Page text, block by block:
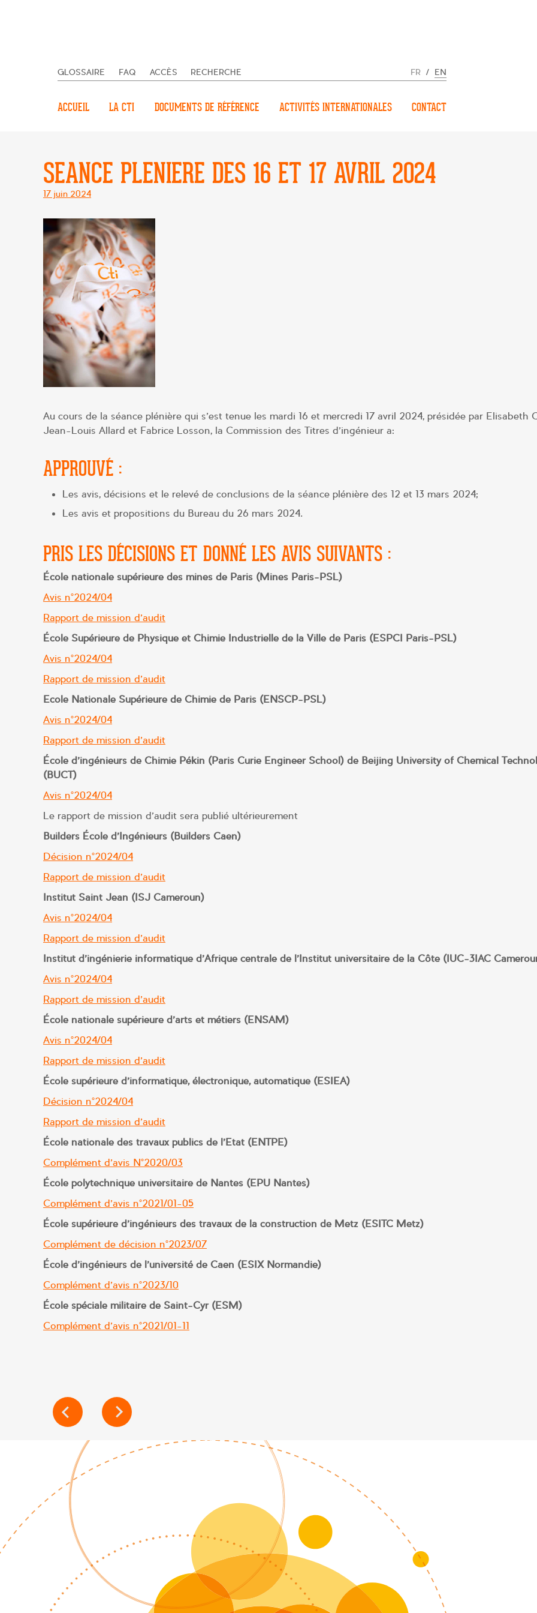
GLOSSAIRE FAQ ACCÈS RECHERCHE FR / EN
ACCUEIL LA CTI DOCUMENTS DE RÉFÉRENCE ACTIVITÉS INTERNATIONALES CONTACT
SEANCE PLENIERE DES 16 ET 17 AVRIL 2024
Posté
17 juin 2024
Au cours de la séance plénière qui s’est tenue les mardi 16 et mercredi 17 avril 2024, présidée par Elisabeth
Jean-Louis Allard et Fabrice Losson, la Commission des Titres d’ingénieur a:
APPROUVÉ :
Les avis, décisions et le relevé de conclusions de la séance plénière des 12 et 13 mars 2024;
Les avis et propositions du Bureau du 26 mars 2024.
PRIS LES DÉCISIONS ET DONNÉ LES AVIS SUIVANTS :
École nationale supérieure des mines de Paris (Mines Paris-PSL)
Avis n°2024/04
Rapport de mission d’audit
École Supérieure de Physique et Chimie Industrielle de la Ville de Paris (ESPCI Paris-PSL)
Avis n°2024/04
Rapport de mission d’audit
Ecole Nationale Supérieure de Chimie de Paris (ENSCP-PSL)
Avis n°2024/04
Rapport de mission d’audit
École d’ingénieurs de Chimie Pékin (Paris Curie Engineer School) de Beijing University of Chemical
(BUCT)
Avis n°2024/04
Le rapport de mission d’audit sera publié ultérieurement
Builders École d’Ingénieurs (Builders Caen)
Décision n°2024/04
Rapport de mission d’audit
Institut Saint Jean (ISJ Cameroun)
Avis n°2024/04
Rapport de mission d’audit
Institut d’ingénierie informatique d’Afrique centrale de l’Institut universitaire de la Côte (IUC-3IAC
Avis n°2024/04
Rapport de mission d’audit
École nationale supérieure d’arts et métiers (ENSAM)
Avis n°2024/04
Rapport de mission d’audit
École supérieure d’informatique, électronique, automatique (ESIEA)
Décision n°2024/04
Rapport de mission d’audit
École nationale des travaux publics de l’Etat (ENTPE)
Complément d’avis N°2020/03
École polytechnique universitaire de Nantes (EPU Nantes)
Complément d’avis n°2021/01-05
École supérieure d’ingénieurs des travaux de la construction de Metz (ESITC Metz)
Complément de décision n°2023/07
École d’ingénieurs de l’université de Caen (ESIX Normandie)
Complément d’avis n°2023/10
École spéciale militaire de Saint-Cyr (ESM)
Complément d’avis n°2021/01-11
NAVIGATION
DE
L’ARTICLE